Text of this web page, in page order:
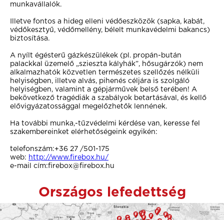
munkavállalók.
Illetve fontos a hideg elleni védőeszközök (sapka, kabát,
védőkesztyű, védőmellény, bélelt munkavédelmi bakancs)
biztosítása.
A nyílt égésterű gázkészülékek (pl. propán-bután
palackkal üzemelő „szieszta kályhák”, hősugárzók) nem
alkalmazhatók közvetlen természetes szellőzés nélküli
helyiségben, illetve alvás, pihenés céljára is szolgáló
helyiségben, valamint a gépjárművek belső terében! A
bekövetkező tragédiák a szabályok betartásával, és kellő
elővigyázatossággal megelőzhetők lennének.
Ha további munka,-tűzvédelmi kérdése van, keresse fel
szakembereinket elérhetőségeink egyikén:
telefonszám:+36 27 /501-175
web: http://www.firebox.hu/
e-mail cím:firebox@firebox.hu
Országos lefedettség